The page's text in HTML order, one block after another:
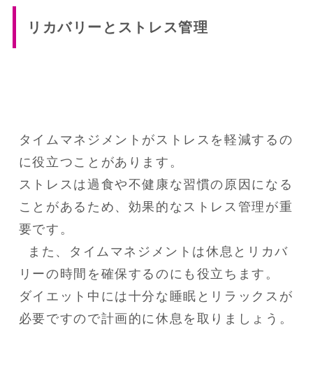
リカバリーとストレス管理
タイムマネジメントがストレスを軽減するの
に役立つことがあります。
ストレスは過食や不健康な習慣の原因になる
ことがあるため、効果的なストレス管理が重
要です。
リーの時間を確保するのにも役立ちます。
ダイエット中には十分な睡眠とリラックスが
必要ですので計画的に休息を取りましょう。